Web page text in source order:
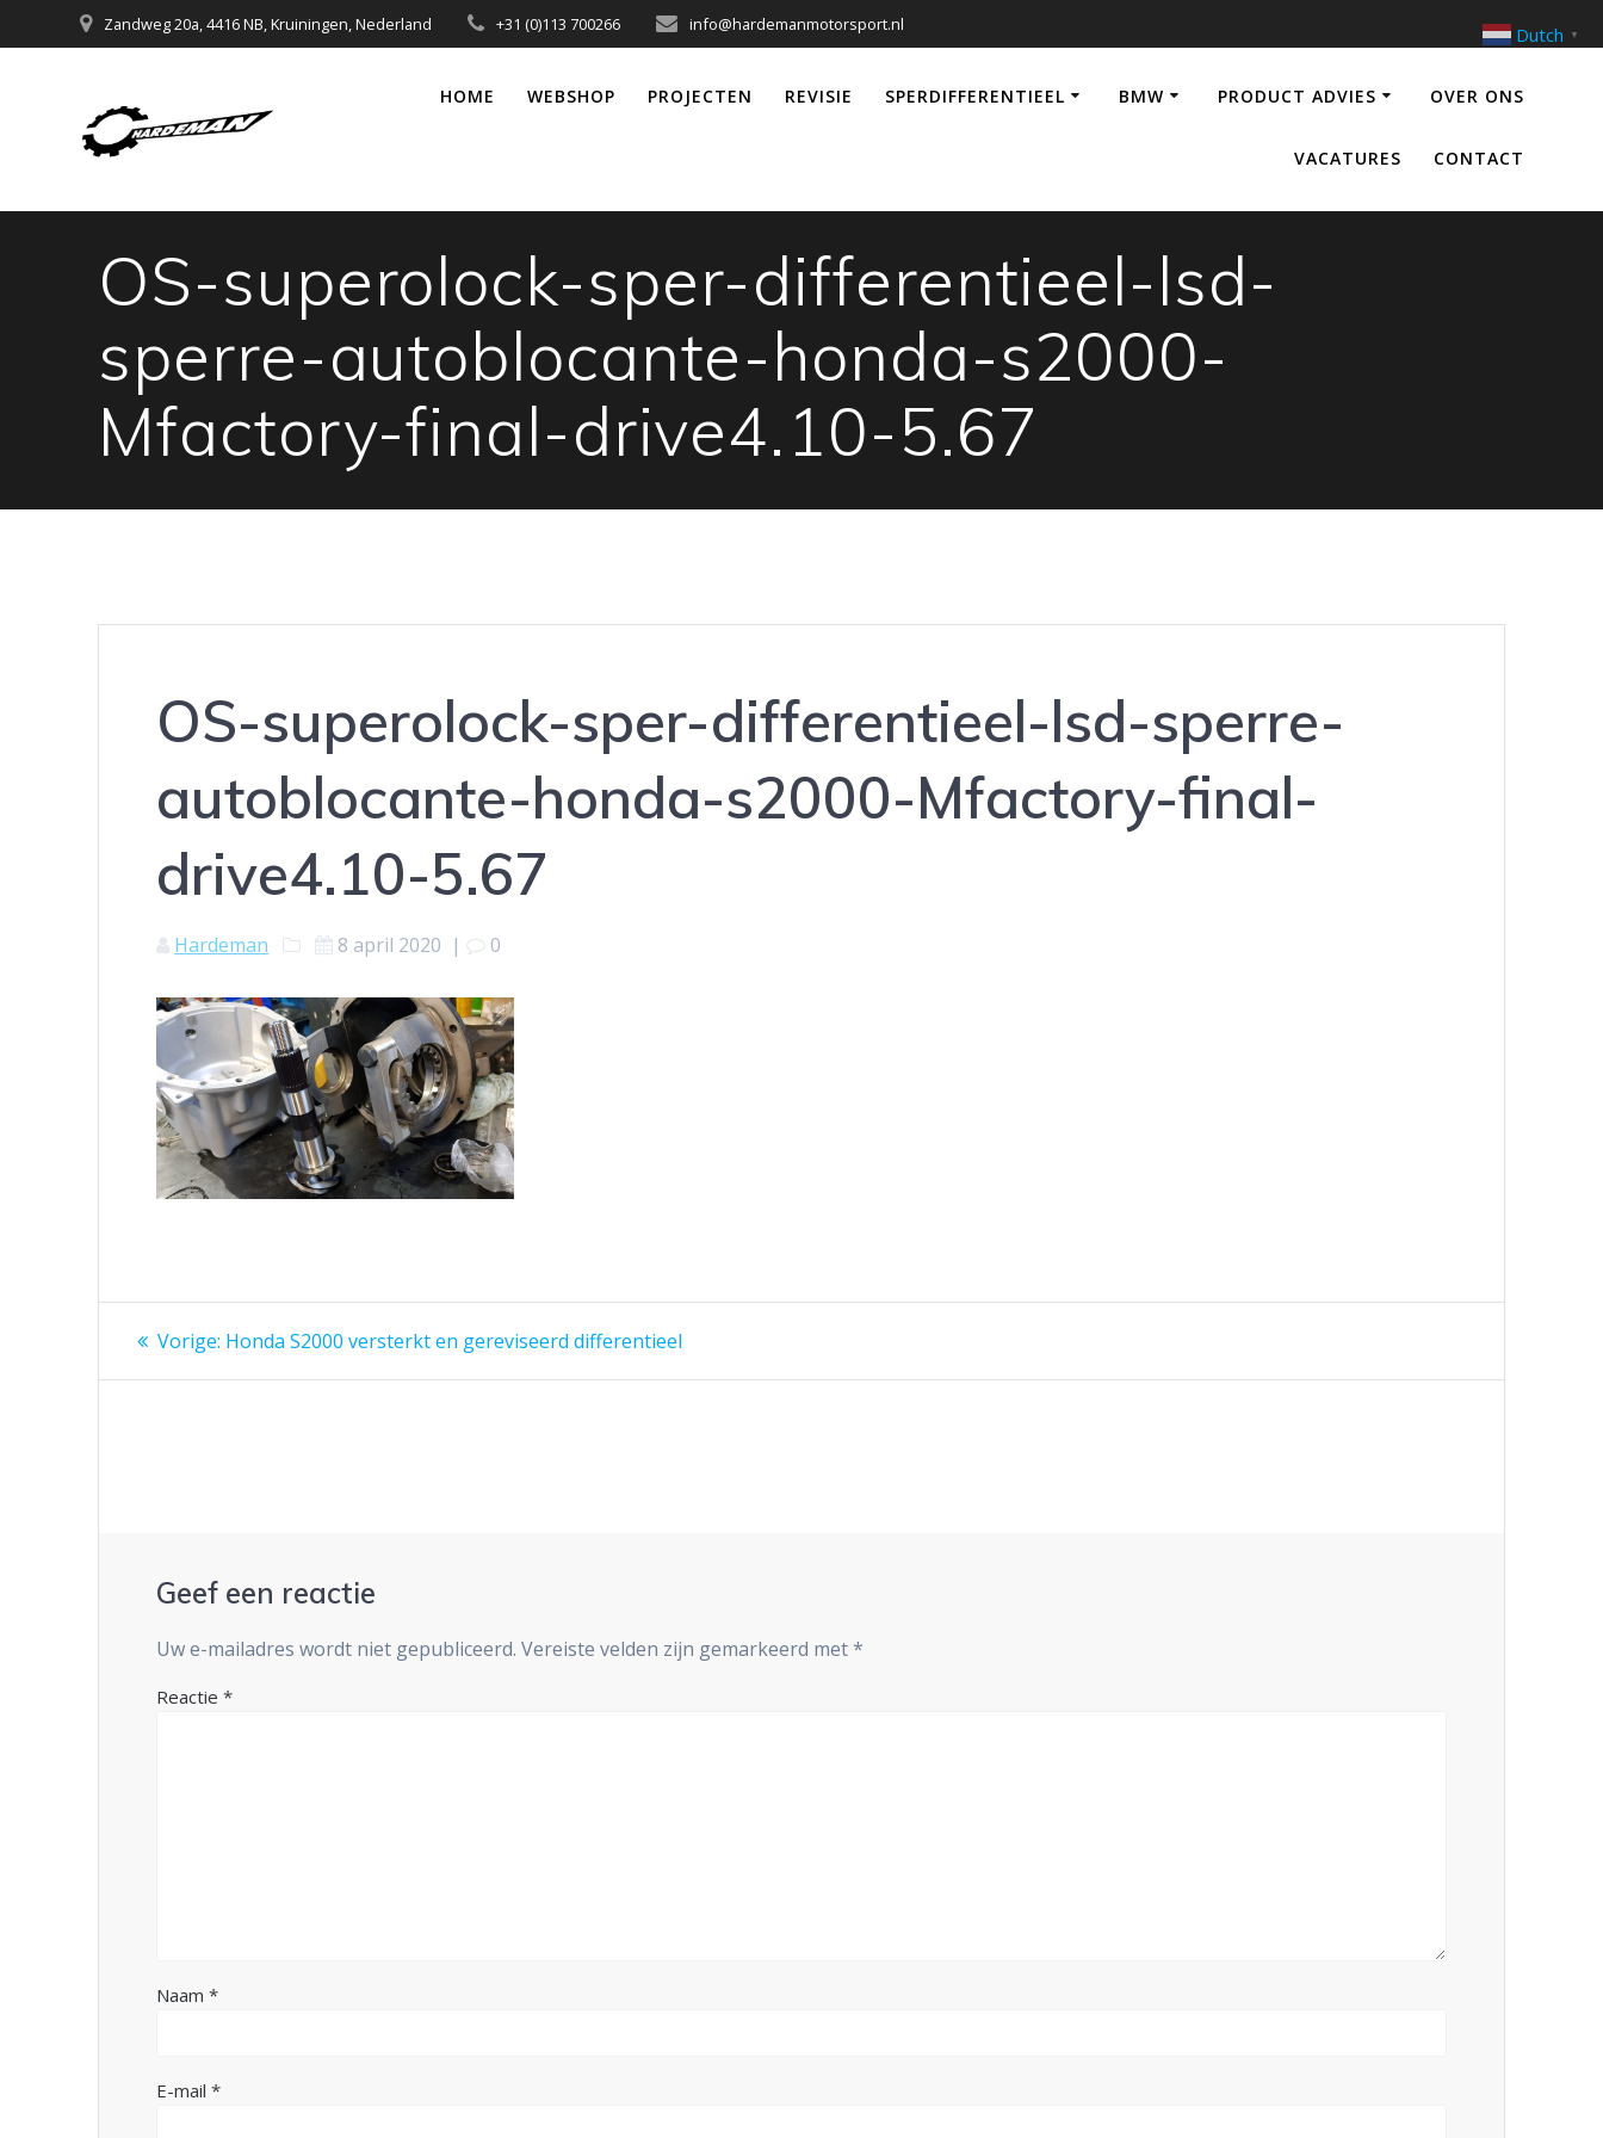
naar
Zandweg 20a, 4416 NB, Kruiningen, Nederland +31 (0)113 700266 info@hardemanmotorsport.nl
HOME WEBSHOP PROJECTEN REVISIE SPERDIFFERENTIEEL BMW PRODUCT ADVIES OVER ONS
VACATURES CONTACT
OS-superolock-sper-differentieel-lsd-
sperre-autoblocante-honda-s2000-
Mfactory-final-drive4.10-5.67
OS-superolock-sper-differentieel-lsd-sperre-
autoblocante-honda-s2000-Mfactory-final-
drive4.10-5.67
Hardeman 8 april 2020 | 0
Berichtnavigatie
Vorige: Vorig
Honda S2000 versterkt en gereviseerd differentieel
Geef een reactie
Uw e-mailadres wordt niet gepubliceerd. Vereiste velden zijn gemarkeerd met*
Reactie*
Naam*
E-mail*
Dutch ▼